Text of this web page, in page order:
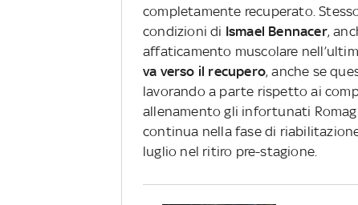
completamente recuperato.
condizioni di Ismael Bennacer,
affaticamento muscolare
va verso il recupero, anche se
lavorando a parte rispetto ai
allenamento gli infortunati
continua nella fase di
luglio nel ritiro pre-stagione.